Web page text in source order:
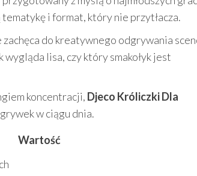
i format, który nie przytłacza.
do kreatywnego odgrywania
wygląda lisa, czy który smakołyk jest
koncentracji, Djeco Króliczki Dla
w ciągu dnia.
Wartość